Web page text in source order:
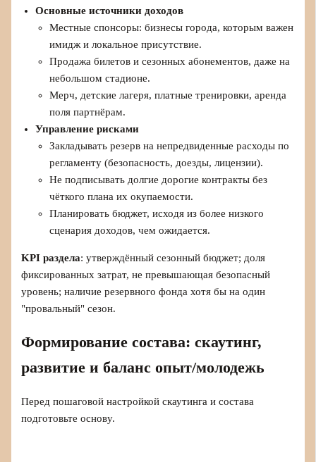
Основные источники доходов
Местные спонсоры: бизнесы города, которым важен
имидж и локальное присутствие.
Продажа билетов и сезонных абонементов, даже на
небольшом стадионе.
Мерч, детские лагеря, платные тренировки, аренда
поля партнёрам.
Управление рисками
Закладывать резерв на непредвиденные расходы по
регламенту (безопасность, доезды, лицензии).
Не подписывать долгие дорогие контракты без
чёткого плана их окупаемости.
Планировать бюджет, исходя из более низкого
сценария доходов, чем ожидается.
KPI раздела: утверждённый сезонный бюджет; доля
фиксированных затрат, не превышающая безопасный
уровень; наличие резервного фонда хотя бы на один
"провальный" сезон.
Формирование состава: скаутинг,
развитие и баланс опыт/молодежь
Перед пошаговой настройкой скаутинга и состава
подготовьте основу.